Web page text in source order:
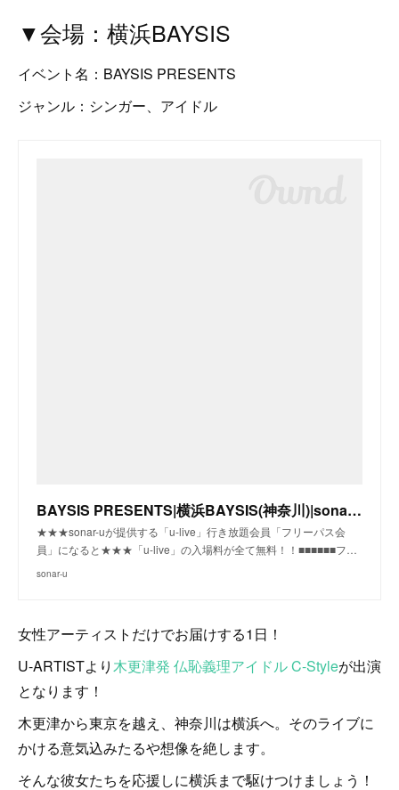
▼会場：横浜BAYSIS
イベント名：BAYSIS PRESENTS
ジャンル：シンガー、アイドル
BAYSIS PRESENTS|横浜BAYSIS(神奈川)|sonar-u
★★★sonar-uが提供する「u-live」行き放題会員「フリーパス会
員」になると★★★「u-live」の入場料が全て無料！！■■■■■■フ…
sonar-u
女性アーティストだけでお届けする1日！
U-ARTISTより 木更津発 仏恥義理アイドル C-Styleが出演
となります！
木更津から東京を越え、神奈川は横浜へ。そのライブに
かける意気込みたるや想像を絶します。
そんな彼女たちを応援しに横浜まで駆けつけましょう！